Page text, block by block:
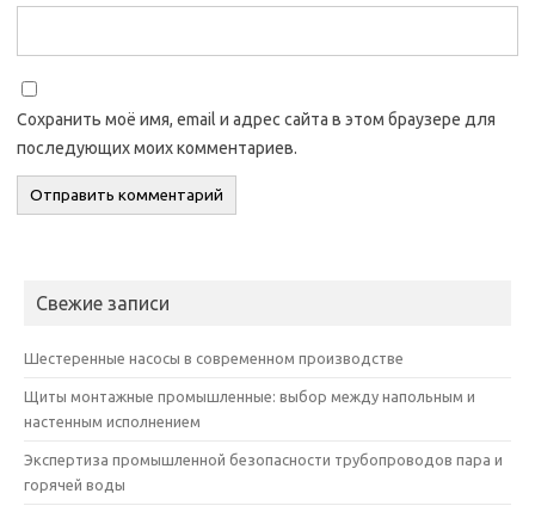
Сохранить моё имя, email и адрес сайта в этом браузере для
последующих моих комментариев.
Свежие записи
Шестеренные насосы в современном производстве
Щиты монтажные промышленные: выбор между напольным и
настенным исполнением
Экспертиза промышленной безопасности трубопроводов пара и
горячей воды